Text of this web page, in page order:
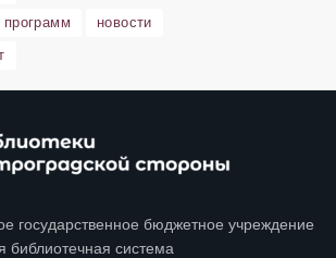
программ
новости
государственное бюджетное учреждение
библиотечная система